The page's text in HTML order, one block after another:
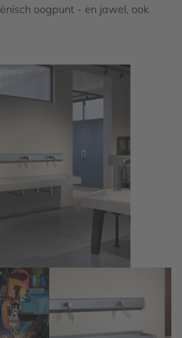
oogpunt - en jawel, ook